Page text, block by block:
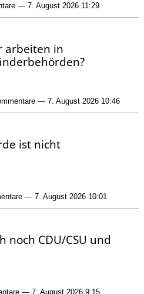
— 7. August 2026 11:29
arbeiten in
— 7. August 2026 10:46
ist nicht
— 7. August 2026 10:01
noch CDU/CSU und
— 7. August 2026 9:15